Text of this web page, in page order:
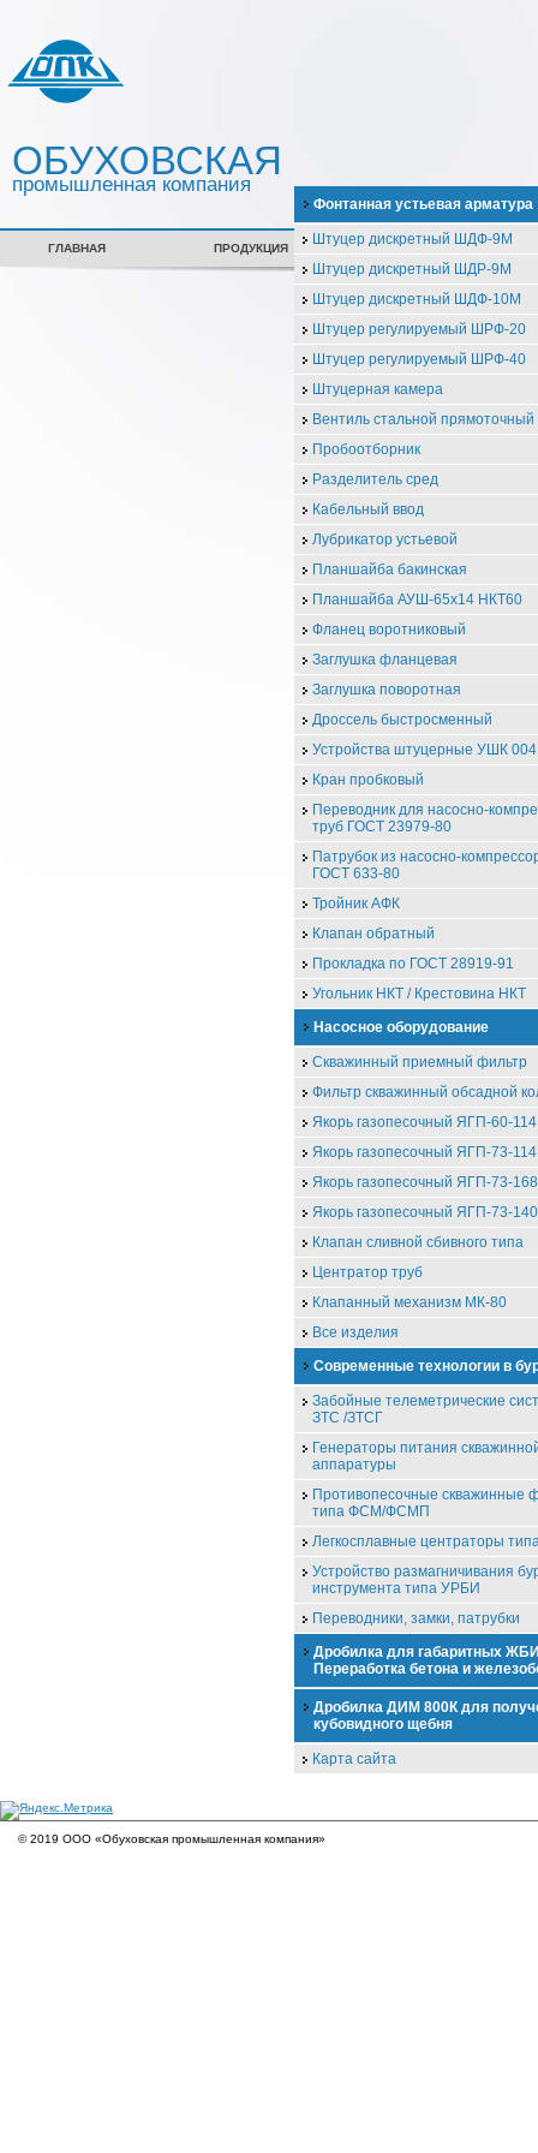
ОБУХОВСКАЯ
промышленная компания
ГЛАВНАЯ ПРОДУКЦИЯ СЕРТИФИКАТЫ
Фонтанная устьевая арматура
Штуцер дискретный ШДФ-9М
Штуцер дискретный ШДР-9М
Штуцер дискретный ШДФ-10М
Штуцер регулируемый ШРФ-20
Штуцер регулируемый ШРФ-40
Штуцерная камера
Вентиль стальной
Пробоотборник
Разделитель сред
Кабельный ввод
Лубрикатор устьевой
Планшайба бакинская
Планшайба АУШ-65х14 НКТ60
Фланец воротниковый
Заглушка фланцевая
Заглушка поворотная
Дроссель быстросменный
Устройства штуцерные УШК
Кран пробковый
Переводник для насосно-
труб ГОСТ 23979-80
Патрубок из насосно-
ГОСТ 633-80
Тройник АФК
Клапан обратный
Прокладка по ГОСТ 28919-91
Угольник НКТ / Крестовина НКТ
Насосное оборудование
Скважинный приемный фильтр
Фильтр скважинный обсадной
Якорь газопесочный ЯГП-60-
Якорь газопесочный ЯГП-73-114
Якорь газопесочный ЯГП-73-168
Якорь газопесочный ЯГП-73-140
Клапан сливной сбивного типа
Центратор труб
Клапанный механизм МК-80
Все изделия
Современные технологии в
Забойные телеметрические
ЗТС /ЗТСГ
Генераторы питания
аппаратуры
Противопесочные скважинные
типа ФСМ/ФСМП
Легкосплавные центраторы
Устройство размагничивания
инструмента типа УРБИ
Переводники, замки, патрубки
Дробилка для габаритных
Переработка бетона и
Дробилка ДИМ 800К для
кубовидного щебня
Карта сайта
© 2019 ООО «Обуховская промышленная компания»